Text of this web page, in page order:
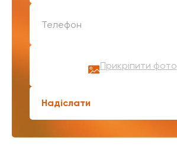
Прикріпити фото
Надіслати